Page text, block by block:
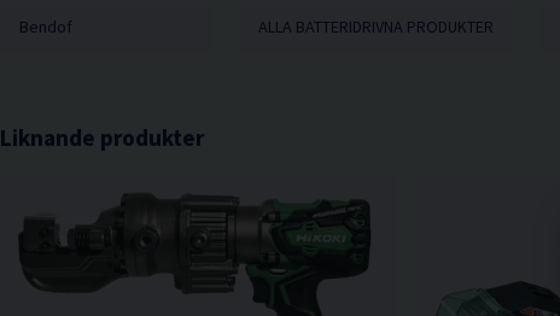
Bendof ALLA BATTERIDRIVNA PRODUKTER
Liknande produkter